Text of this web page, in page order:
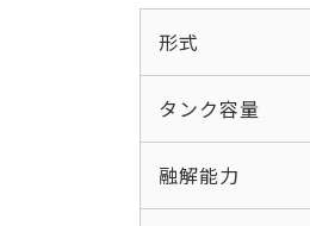
形式
タンク容量
融解能力